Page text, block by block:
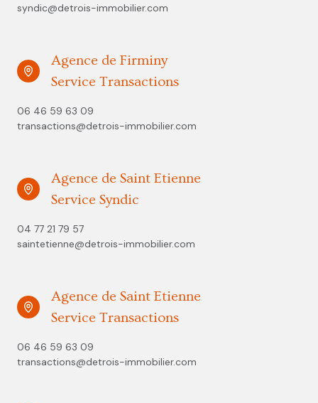
syndic@detrois-immobilier.com
Agence de Firminy
Service Transactions
06 46 59 63 09
transactions@detrois-immobilier.com
Agence de Saint Etienne
Service Syndic
04 77 21 79 57
saintetienne@detrois-immobilier.com
Agence de Saint Etienne
Service Transactions
06 46 59 63 09
transactions@detrois-immobilier.com